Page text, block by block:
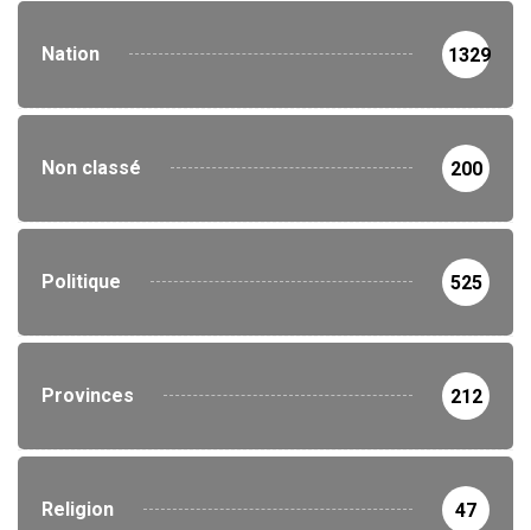
Nation 1329
Non classé 200
Politique 525
Provinces 212
Religion 47